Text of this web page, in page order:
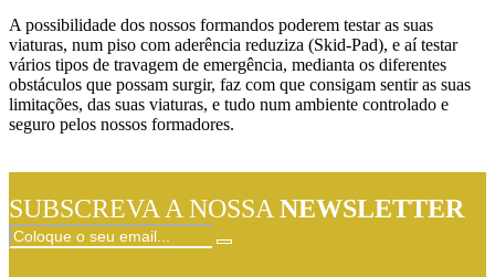
A possibilidade dos nossos formandos poderem testar as suas
viaturas, num piso com aderência reduziza (Skid-Pad), e aí testar
vários tipos de travagem de emergência, medianta os diferentes
obstáculos que possam surgir, faz com que consigam sentir as suas
limitações, das suas viaturas, e tudo num ambiente controlado e
seguro pelos nossos formadores.
SUBSCREVA A NOSSA NEWSLETTER